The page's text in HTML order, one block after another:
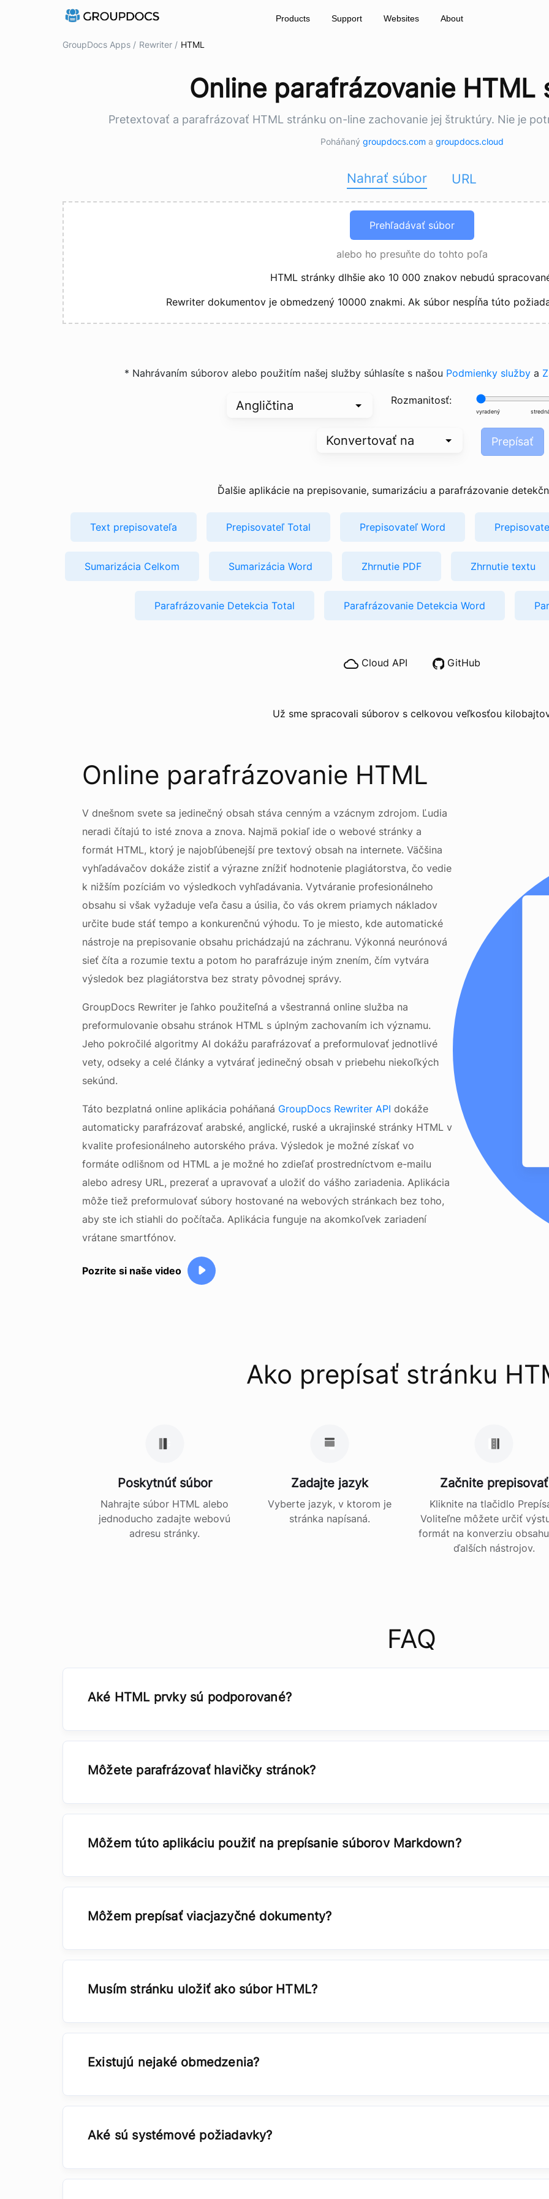
Products Support Websites About
GroupDocs Apps / Rewriter / HTML
Online parafrázovanie HTML
Pretextovať a parafrázovať HTML stránku on-line zachovanie jej štruktúry. Nie je
Poháňaný groupdocs.com a groupdocs.cloud
Nahrať súbor URL
Prehľadávať súbor
alebo ho presuňte do tohto poľa
HTML stránky dlhšie ako 10 000 znakov nebudú
Rewriter dokumentov je obmedzený 10000 znakmi. Ak súbor nespĺňa túto
* Nahrávaním súborov alebo použitím našej služby súhlasíte s našou Podmienky služby a
Rozmanitosť:
vyradený
Prepísať
Ďalšie aplikácie na prepisovanie, sumarizáciu a parafrázovanie
Text prepisovateľa Prepisovateľ Total Prepisovateľ Word
Sumarizácia Celkom Sumarizácia Word Zhrnutie PDF Zhrnutie textu
Parafrázovanie Detekcia Total Parafrázovanie Detekcia Word
Cloud API GitHub
Už sme spracovali súborov s celkovou veľkosťou
Online parafrázovanie HTML
V dnešnom svete sa jedinečný obsah stáva cenným a vzácnym zdrojom. Ľudia
neradi čítajú to isté znova a znova. Najmä pokiaľ ide o webové stránky a
formát HTML, ktorý je najobľúbenejší pre textový obsah na internete. Väčšina
vyhľadávačov dokáže zistiť a výrazne znížiť hodnotenie plagiátorstva, čo vedie
k nižším pozíciám vo výsledkoch vyhľadávania. Vytváranie profesionálneho
obsahu si však vyžaduje veľa času a úsilia, čo vás okrem priamych nákladov
určite bude stáť tempo a konkurenčnú výhodu. To je miesto, kde automatické
nástroje na prepisovanie obsahu prichádzajú na záchranu. Výkonná neurónová
sieť číta a rozumie textu a potom ho parafrázuje iným znením, čím vytvára
výsledok bez plagiátorstva bez straty pôvodnej správy.
GroupDocs Rewriter je ľahko použiteľná a všestranná online služba na
preformulovanie obsahu stránok HTML s úplným zachovaním ich významu.
Jeho pokročilé algoritmy AI dokážu parafrázovať a preformulovať jednotlivé
vety, odseky a celé články a vytvárať jedinečný obsah v priebehu niekoľkých
sekúnd.
Táto bezplatná online aplikácia poháňaná GroupDocs Rewriter APIdokáže
automaticky parafrázovať arabské, anglické, ruské a ukrajinské stránky HTML v
kvalite profesionálneho autorského práva. Výsledok je možné získať vo
formáte odlišnom od HTML a je možné ho zdieľať prostredníctvom e-mailu
alebo adresy URL, prezerať a upravovať a uložiť do vášho zariadenia. Aplikácia
môže tiež preformulovať súbory hostované na webových stránkach bez toho,
aby ste ich stiahli do počítača. Aplikácia funguje na akomkoľvek zariadení
vrátane smartfónov.
Pozrite si naše video
Ako prepísať stránku
Poskytnúť súbor
Nahrajte súbor HTML alebo
jednoducho zadajte webovú
adresu stránky.
Zadajte jazyk
Vyberte jazyk, v ktorom je
stránka napísaná.
Začnite prepisovať
Kliknite na tlačidlo
Voliteľne môžete určiť
formát na konverziu
ďalších nástrojov.
FAQ
Aké HTML prvky sú podporované?
Môžete parafrázovať hlavičky stránok?
Môžem túto aplikáciu použiť na prepísanie súborov Markdown?
Môžem prepísať viacjazyčné dokumenty?
Musím stránku uložiť ako súbor HTML?
Existujú nejaké obmedzenia?
Aké sú systémové požiadavky?